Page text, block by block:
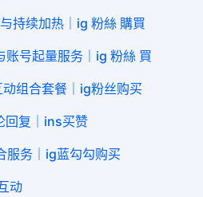
持续加热｜ig 粉絲 購買
号起量服务｜ig 粉絲 買
组合套餐｜ig粉丝购买
回复｜ins买赞
服务｜ig蓝勾勾购买
动